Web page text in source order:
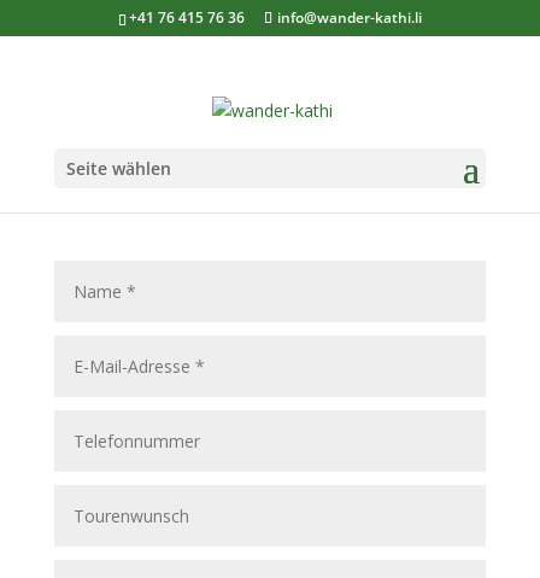
+41 76 415 76 36 info@wander-kathi.li
Seite wählen